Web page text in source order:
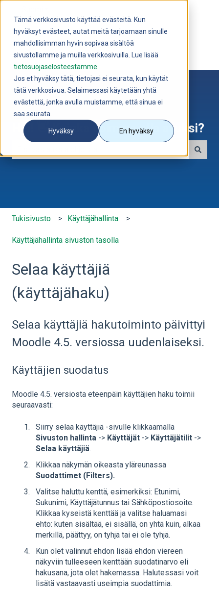
Tämä verkkosivusto käyttää evästeitä. Kun
hyväksyt evästeet, autat meitä tarjoamaan sinulle
mahdollisimman hyvin sopivaa sisältöä
sivustollamme ja muilla verkkosivuilla. Lue lisää
tietosuojaselosteestamme
Jos et hyväksy tätä, tietojasi ei seurata, kun käytät
tätä verkkosivua. Selaimessasi käytetään yhtä
evästettä, jonka avulla muistamme, että sinua ei
saa seurata.
Hyväksy En hyväksy
Hei! 👋 Kuinka voimme olla avuksi?
Tukisivusto Käyttäjähallinta
Käyttäjähallinta sivuston tasolla
Selaa käyttäjiä
(käyttäjähaku)
Selaa käyttäjiä hakutoiminto päivittyi
Moodle 4.5. versiossa uudenlaiseksi.
Käyttäjien suodatus
Moodle 4.5. versiosta eteenpäin käyttäjien haku toimii
seuraavasti:
Siirry selaa käyttäjiä -sivulle klikkaamalla
Sivuston hallinta -> Käyttäjät -> Käyttäjätilit ->
Selaa käyttäjiä.
Klikkaa näkymän oikeasta yläreunassa
Suodattimet (Filters).
Valitse haluttu kenttä, esimerkiksi: Etunimi,
Sukunimi, Käyttäjätunnus tai Sähköpostiosoite.
Klikkaa kyseistä kenttää ja valitse haluamasi
ehto: kuten sisältää, ei sisällä, on yhtä kuin, alkaa
merkillä, päättyy, on tyhjä tai ei ole tyhjä.
Kun olet valinnut ehdon lisää ehdon viereen
näkyviin tulleeseen kenttään suodatinarvo eli
hakusana, jota olet hakemassa. Halutessasi voit
lisätä vastaavasti useimpia suodattimia.